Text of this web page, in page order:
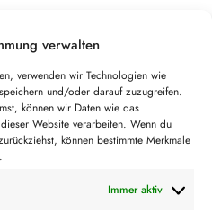
verwalten
verwenden wir Technologien wie
und/oder darauf zuzugreifen.
können wir Daten wie das
Website verarbeiten. Wenn du
können bestimmte Merkmale
Immer aktiv